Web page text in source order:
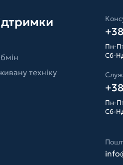
техніку
Пн-
Сб-
Пн-
Сб-